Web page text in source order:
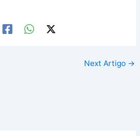
Next Artigo →